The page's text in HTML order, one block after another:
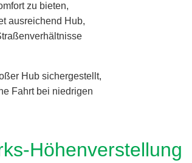
zu bieten,
ausreichend Hub,
Hub sichergestellt,
Fahrt bei niedrigen
Höhenverstellung